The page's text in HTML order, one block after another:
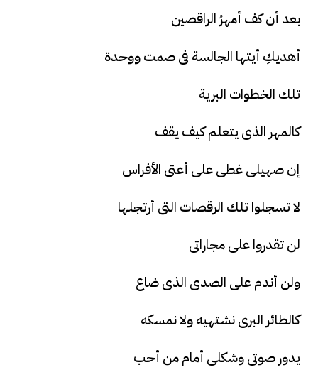
بعد أن كف أمهرُ الراقصين
أهديكِ أيتها الجالسة فى صمت ووحدة
تلك الخطوات البرية
كالمهر الذى يتعلم كيف يقف
إن صهيلى غطى على أعتى الأفراس
لا تسجلوا تلك الرقصات التى أرتجلها
لن تقدروا على مجاراتى
ولن أندم على الصدى الذى ضاع
كالطائر البرى نشتهيه ولا نمسكه
يدور صوتى وشكلى أمام من أحب